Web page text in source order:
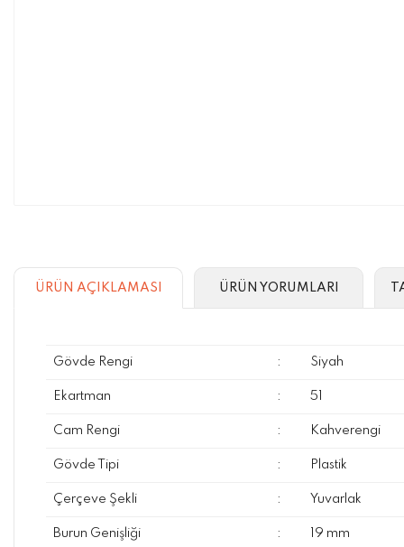
ÜRÜN AÇIKLAMASI ÜRÜN YORUMLARI
Gövde Rengi : Siyah
Ekartman : 51
Cam Rengi : Kahverengi
Gövde Tipi : Plastik
Çerçeve Şekli : Yuvarlak
Burun Genişliği : 19 mm